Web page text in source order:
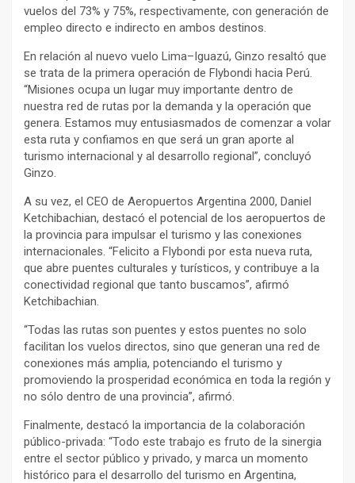
vuelos del 73% y 75%, respectivamente, con generación de
empleo directo e indirecto en ambos destinos.
En relación al nuevo vuelo Lima–Iguazú, Ginzo resaltó que
se trata de la primera operación de Flybondi hacia Perú.
“Misiones ocupa un lugar muy importante dentro de
nuestra red de rutas por la demanda y la operación que
genera. Estamos muy entusiasmados de comenzar a volar
esta ruta y confiamos en que será un gran aporte al
turismo internacional y al desarrollo regional”, concluyó
Ginzo.
A su vez, el CEO de Aeropuertos Argentina 2000, Daniel
Ketchibachian, destacó el potencial de los aeropuertos de
la provincia para impulsar el turismo y las conexiones
internacionales. “Felicito a Flybondi por esta nueva ruta,
que abre puentes culturales y turísticos, y contribuye a la
conectividad regional que tanto buscamos”, afirmó
Ketchibachian.
“Todas las rutas son puentes y estos puentes no solo
facilitan los vuelos directos, sino que generan una red de
conexiones más amplia, potenciando el turismo y
promoviendo la prosperidad económica en toda la región y
no sólo dentro de una provincia”, afirmó.
Finalmente, destacó la importancia de la colaboración
público-privada: “Todo este trabajo es fruto de la sinergia
entre el sector público y privado, y marca un momento
histórico para el desarrollo del turismo en Argentina,